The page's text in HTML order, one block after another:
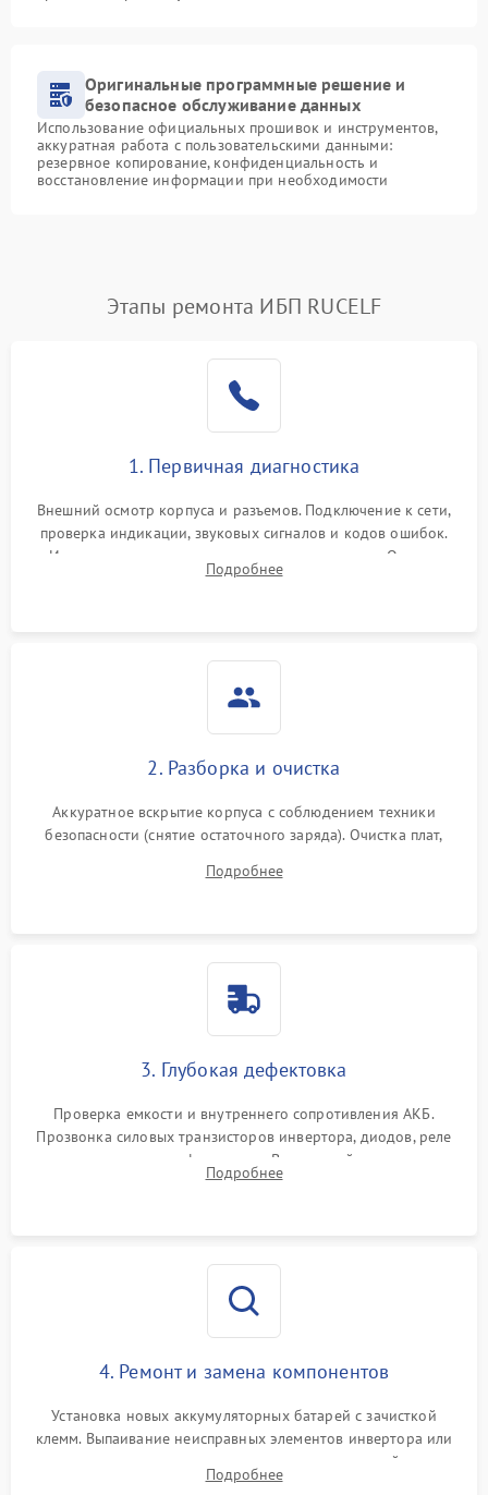
Оригинальные программные решение и
безопасное обслуживание данных
Использование официальных прошивок и инструментов,
аккуратная работа с пользовательскими данными:
резервное копирование, конфиденциальность и
восстановление информации при необходимости
Этапы ремонта ИБП RUCELF
1. Первичная диагностика
Внешний осмотр корпуса и разъемов. Подключение к сети,
проверка индикации, звуковых сигналов и кодов ошибок.
Измерение входного и выходного напряжения. Оценка
реакции ИБП на отключение основного питания без
Подробнее
2. Разборка и очистка
Аккуратное вскрытие корпуса с соблюдением техники
безопасности (снятие остаточного заряда). Очистка плат,
и кистей для предотвращения перегрева и замыканий.
Подробнее
3. Глубокая дефектовка
Проверка емкости и внутреннего сопротивления АКБ.
Прозвонка силовых транзисторов инвертора, диодов, реле
переключения и трансформатора. Визуальный поиск вздутых
конденсаторов и прогаров на печатной плате.
Подробнее
4. Ремонт и замена компонентов
Установка новых аккумуляторных батарей с зачисткой
клемм. Выпаивание неисправных элементов инвертора или
цепи зарядки и монтаж новых радиодеталей.
Восстановление поврежденных токоведущих дорожек и
Подробнее